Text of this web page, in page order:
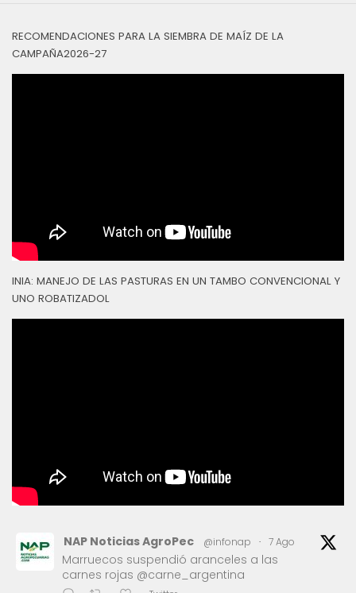
RECOMENDACIONES PARA LA SIEMBRA DE MAÍZ DE LA
CAMPAÑA2026-27
INIA: MANEJO DE LAS PASTURAS EN UN TAMBO CONVENCIONAL Y
UNO ROBATIZADOL
NAP Noticias AgroPec @infonap · 7 Ago
Marruecos suspendió aranceles a las
carnes rojas @carne_argentina